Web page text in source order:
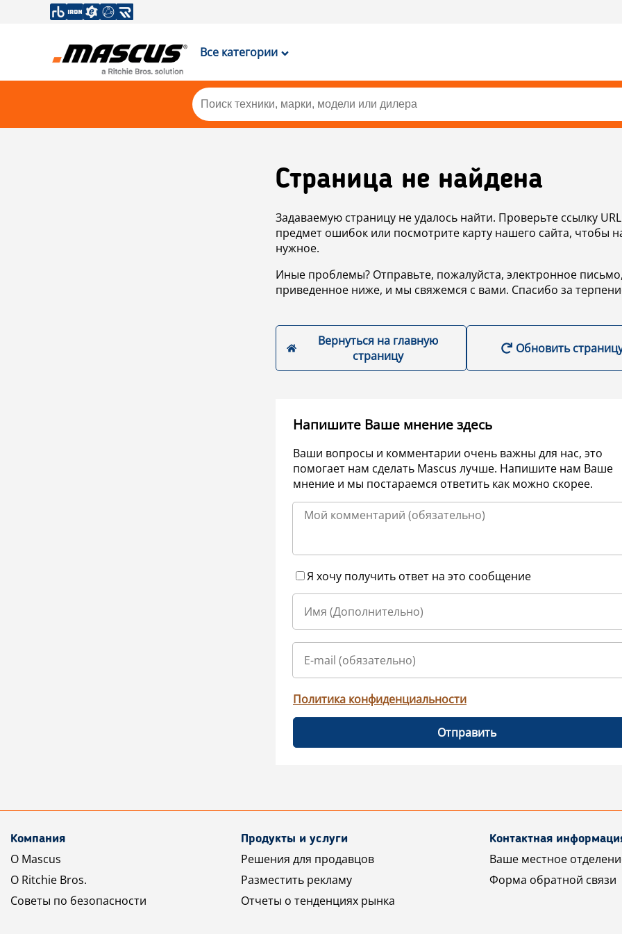
Все категории
Страница не найдена
Задаваемую страницу не удалось найти. Проверьте ссылку
предмет ошибок или посмотрите карту нашего сайта, чтобы
нужное.
Иные проблемы? Отправьте, пожалуйста, электронное
приведенное ниже, и мы свяжемся с вами. Спасибо за
Вернуться на главную
страницу
Обновить
Напишите Ваше мнение здесь
Ваши вопросы и комментарии очень важны для нас, это
помогает нам сделать Mascus лучше. Напишите нам Ваше
мнение и мы постараемся ответить как можно скорее.
Я хочу получить ответ на это сообщение
Политика конфиденциальности
Отправить
Компания
О Mascus
О Ritchie Bros.
Советы по безопасности
Продукты и услуги
Решения для продавцов
Разместить рекламу
Отчеты о тенденциях рынка
Контактная
Ваше местное
Форма обратной связи